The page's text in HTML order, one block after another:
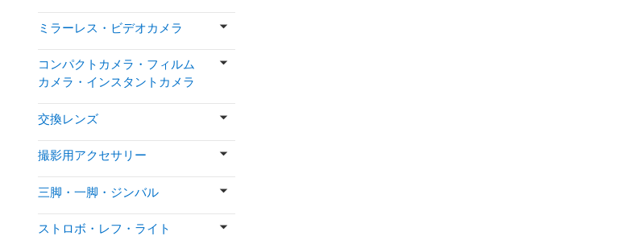
ミラーレス・ビデオカメラ
コンパクトカメラ・フィルム
カメラ・インスタントカメラ
交換レンズ
撮影用アクセサリー
三脚・一脚・ジンバル
ストロボ・レフ・ライト